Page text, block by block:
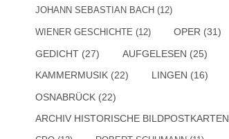
JOHANN SEBASTIAN BACH (12)
WIENER GESCHICHTE (12) OPER (31)
GEDICHT (27) AUFGELESEN (25)
KAMMERMUSIK (22) LINGEN (16)
OSNABRÜCK (22)
ARCHIV HISTORISCHE BILDPOSTKARTEN